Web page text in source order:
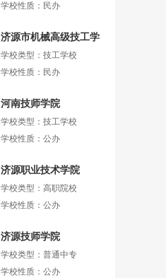
学校性质：民办
济源市机械高级技工学
校
学校类型：技工学校
学校性质：民办
河南技师学院
学校类型：技工学校
学校性质：公办
济源职业技术学院
学校类型：高职院校
学校性质：公办
济源技师学院
学校类型：普通中专
学校性质：公办